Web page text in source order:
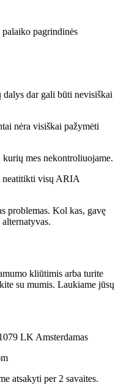
pagrindinės
dar gali būti nevisiškai
nėra visiškai pažymėti
mes nekontroliuojame.
neatitikti visų ARIA
problemas. Kol kas, gavę
kliūtimis arba turite
su mumis. Laukiame jūsų
LK Amsterdamas
atsakyti per 2 savaites.